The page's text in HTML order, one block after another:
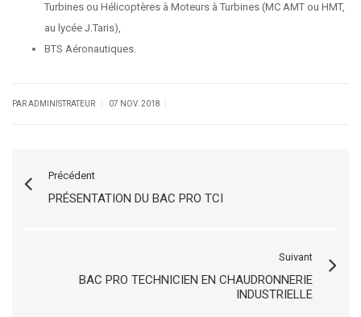
Turbines ou Hélicoptères à Moteurs à Turbines (MC AMT ou HMT,
au lycée J.Taris),
BTS Aéronautiques.
PAR ADMINISTRATEUR 07 NOV. 2018
Précédent
PRÉSENTATION DU BAC PRO TCI
Suivant
BAC PRO TECHNICIEN EN CHAUDRONNERIE
INDUSTRIELLE